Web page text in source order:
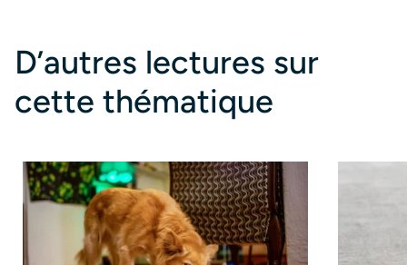
D’autres lectures sur
cette thématique